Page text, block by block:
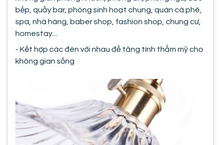
bếp, quầy bar, phòng sinh hoạt chung, quán cà phê,
spa, nhà hàng, baber shop, fashion shop, chung cư,
homestay....
- Kết hợp các đèn với nhau để tăng tính thẩm mỹ cho
không gian sống